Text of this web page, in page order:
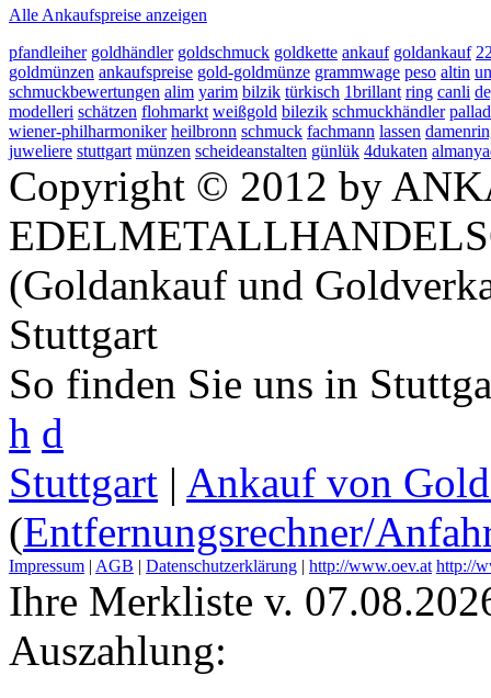
Alle Ankaufspreise anzeigen
pfandleiher goldhändler goldschmuck goldkette ankauf goldankauf
goldmünzen ankaufspreise gold-goldmünze grammwage peso altin
schmuckbewertungen alim yarim bilzik türkisch 1brillant ring canli
modelleri schätzen flohmarkt weißgold bilezik schmuckhändler
wiener-philharmoniker heilbronn schmuck fachmann lassen
juweliere stuttgart münzen scheideanstalten günlük 4dukaten
Copyright © 2012 by
(Goldankauf und
Stuttgart
So finden Sie uns in
h d
Stuttgart | Ankauf von
(Entfernungsrechner/
Impressum | AGB | Datenschutzerklärung | http://www.oev.at http://
Ihre Merkliste v.
Auszahlung: